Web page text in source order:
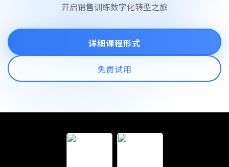
开启销售训练数字化转型之旅
详细课程形式
免费试用